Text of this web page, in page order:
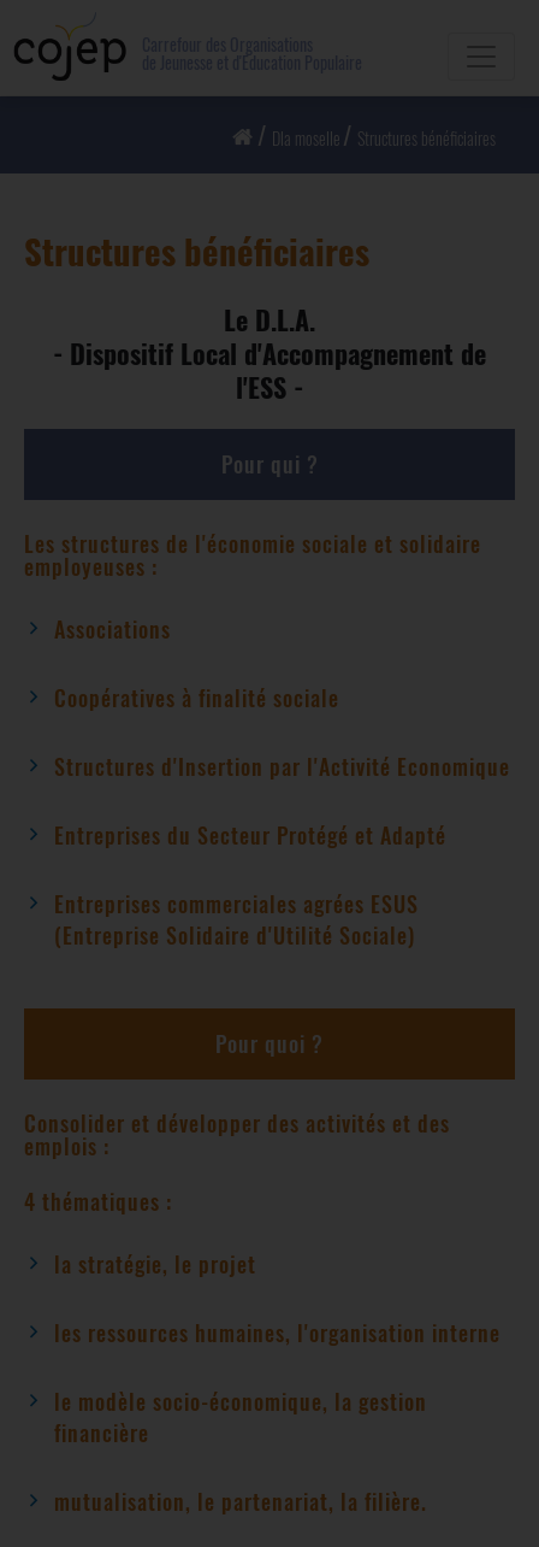
Dla moselle Structures bénéficiaires
Structures bénéficiaires
Le D.L.A.
- Dispositif Local d'Accompagnement de
l'ESS -
Pour qui ?
Les structures de l'économie sociale et solidaire
employeuses :
Associations
Coopératives à finalité sociale
Structures d'Insertion par l'Activité Economique
Entreprises du Secteur Protégé et Adapté
Entreprises commerciales agrées ESUS
(Entreprise Solidaire d'Utilité Sociale)
Pour quoi ?
Consolider et développer des activités et des
emplois :
4 thématiques :
la stratégie, le projet
les ressources humaines, l'organisation interne
le modèle socio-économique, la gestion
financière
mutualisation, le partenariat, la filière.